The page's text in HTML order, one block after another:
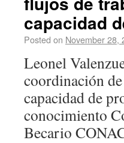
capacidad
Posted on November 28,
Leonel
coordinación
capacidad de
conocimiento
Becario